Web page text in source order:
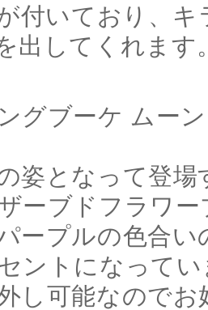
付いており、
出してくれます
グブーケ ムー
姿となって登
ーブドフラワ
ープルの色合
ントになって
し可能なので